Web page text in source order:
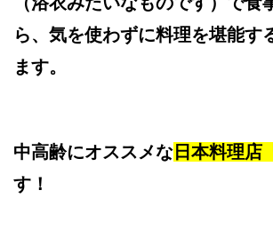
ら、気を使わずに料理を堪能す
ます。
中高齢にオススメな 日本料理店
す！